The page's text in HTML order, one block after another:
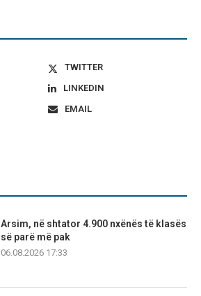
TWITTER
LINKEDIN
EMAIL
Arsim, në shtator 4.900 nxënës të klasës
së parë më pak
06.08.2026 17:33